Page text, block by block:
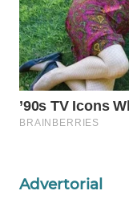
Advertorial
NET
PLN
WATCH
MKLI